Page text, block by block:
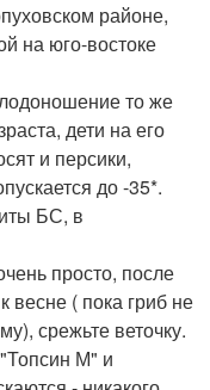
районе,
на юго-востоке
то же
дети на его
и персики,
до -35*.
БС, в
просто, после
весне ( пока гриб не
срежьте веточку.
М" и